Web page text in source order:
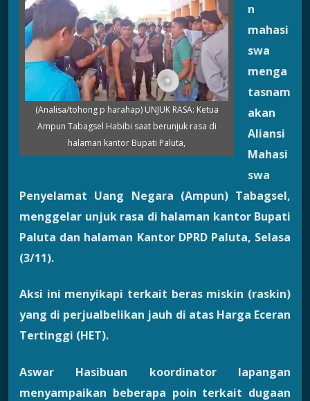
(Analisa/tohong p harahap) UNJUK RASA: Ketua
Ampun Tabagsel Habibi saat berunjuk rasa di
halaman kantor Bupati Paluta,
n
mahasi
swa
menga
tasnam
akan
Aliansi
Mahasi
swa
Penyelamat Uang Negara (Ampun) Tabagsel,
menggelar unjuk rasa di halaman kantor Bupati
Paluta dan halaman Kantor DPRD Paluta, Selasa
(3/11).
Aksi ini menyikapi terkait beras miskin (raskin)
yang di perjualbelikan jauh di atas Harga Eceran
Tertinggi (HET).
Aswar Hasibuan koordinator lapangan
menyampaikan beberapa poin terkait dugaan